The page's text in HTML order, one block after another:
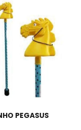
PEGASUS